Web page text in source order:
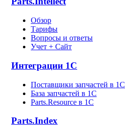
Обзор
Тарифы
Вопросы и ответы
Учет + Сайт
Интеграции 1С
Поставщики запчастей в 1C
База запчастей в 1С
Parts.Resource в 1C
Parts.Index